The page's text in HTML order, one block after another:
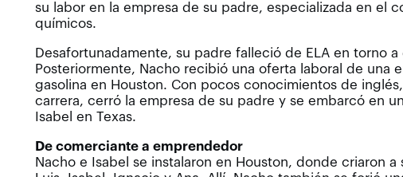
su labor en la empresa de su padre, especializada en el
químicos.
Desafortunadamente, su padre falleció de ELA en torno a
Posteriormente, Nacho recibió una oferta laboral de una
gasolina en Houston. Con pocos conocimientos de
carrera, cerró la empresa de su padre y se embarcó en
Isabel en Texas.
De comerciante a emprendedor
Nacho e Isabel se instalaron en Houston, donde criaron a